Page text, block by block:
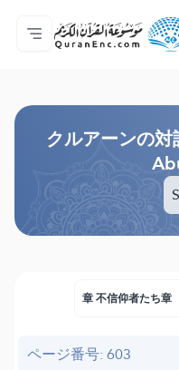
ホーム
対訳の目次
Audio
開発者向け提供
事業内容
お問い合わせ
言語
クルアーンの
章 不信仰者たち章
ページ番号: 603